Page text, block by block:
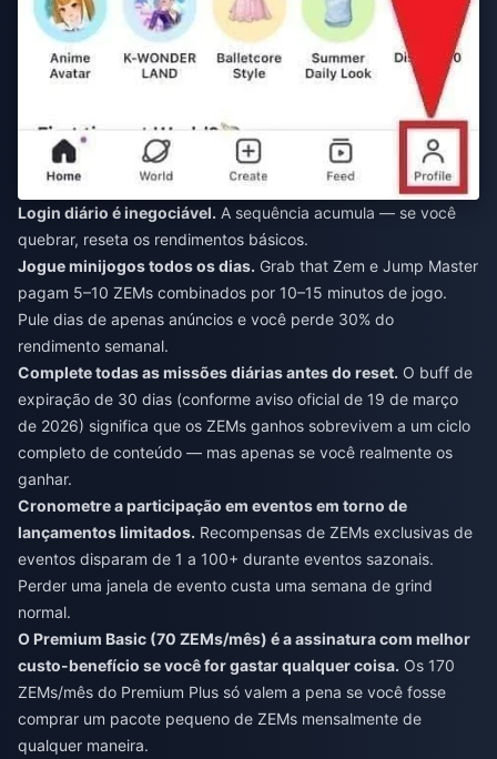
Login diário é inegociável. A sequência acumula — se você
quebrar, reseta os rendimentos básicos.
Jogue minijogos todos os dias. Grab that Zem e Jump Master
pagam 5–10 ZEMs combinados por 10–15 minutos de jogo.
Pule dias de apenas anúncios e você perde 30% do
rendimento semanal.
Complete todas as missões diárias antes do reset. O buff de
expiração de 30 dias (conforme aviso oficial de 19 de março
de 2026) significa que os ZEMs ganhos sobrevivem a um ciclo
completo de conteúdo — mas apenas se você realmente os
ganhar.
Cronometre a participação em eventos em torno de
lançamentos limitados. Recompensas de ZEMs exclusivas de
eventos disparam de 1 a 100+ durante eventos sazonais.
Perder uma janela de evento custa uma semana de grind
normal.
O Premium Basic (70 ZEMs/mês) é a assinatura com melhor
custo-benefício se você for gastar qualquer coisa. Os 170
ZEMs/mês do Premium Plus só valem a pena se você fosse
comprar um pacote pequeno de ZEMs mensalmente de
qualquer maneira.